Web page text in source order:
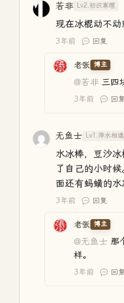
若非 Lv2.初识寒暄
现在冰棍动不动
3年前 回复
老张 博主
@若非 三四
3年前 回复
无鱼士 Lv1.萍水相逢
水冰棒，豆沙
了自己的小时
面还有蚂蟥的水
3年前 回复
老张 博主
@无鱼士 那
样。
3年前 回复